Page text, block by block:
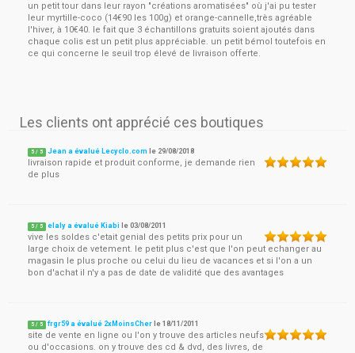
un petit tour dans leur rayon "créations aromatisées" où j'ai pu tester
leur myrtille-coco (14€90 les 100g) et orange-cannelle,très agréable
l'hiver, à 10€40. le fait que 3 échantillons gratuits soient ajoutés dans
chaque colis est un petit plus appréciable. un petit bémol toutefois en
ce qui concerne le seuil trop élevé de livraison offerte.
Les clients ont apprécié ces boutiques
5 / 5 Jean a évalué Lecyclo.com le 29/08/2018
livraison rapide et produit conforme, je demande rien
de plus
5 / 5 elaly a évalué Kiabi le03/08/2011
vive les soldes c'etait genial des petits prix pour un
large choix de vetement. le petit plus c'est que l'on peut echanger au
magasin le plus proche ou celui du lieu de vacances et si l'on a un
bon d'achat il n'y a pas de date de validité que des avantages
5 / 5 frgr59 a évalué 2xMoinsCher le18/11/2011
site de vente en ligne ou l'on y trouve des articles neufs
ou d'occasions. on y trouve des cd & dvd, des livres, de